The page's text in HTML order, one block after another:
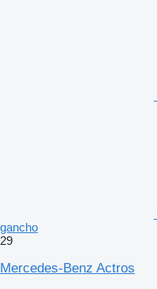
gancho
29
Mercedes-Benz Actros